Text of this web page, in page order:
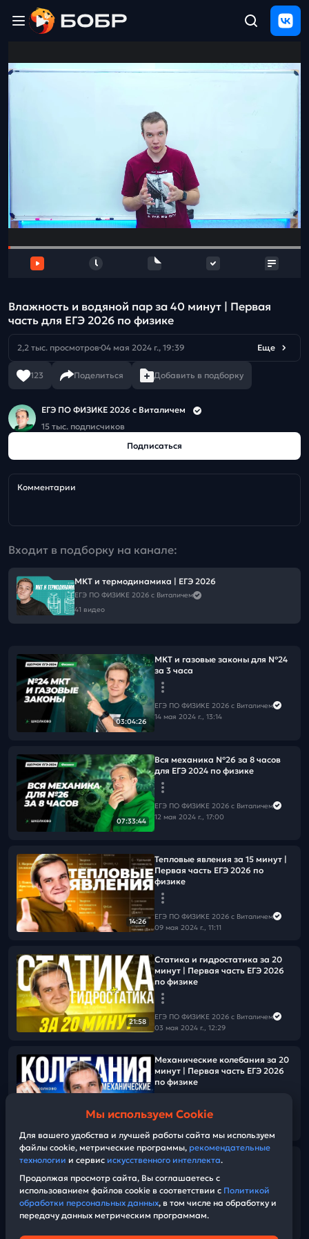
ЩЕЛЧОК
сочинений
и
отзыв
Влажность и водяной пар за 40 минут | Первая
часть для ЕГЭ 2026 по физике
2,2 тыс. просмотров 04 мая 2024 г., 19:39 Еще
123 Поделиться Добавить в подборку
ЕГЭ ПО ФИЗИКЕ 2026 с Виталичем
15 тыс. подписчиков
Подписаться
Комментарии
Входит в подборку на канале:
МКТ и термодинамика | ЕГЭ 2026
ЕГЭ ПО ФИЗИКЕ 2026 с Виталичем
41 видео
03:04:26
МКТ и газовые законы для №24
за 3 часа
ЕГЭ ПО ФИЗИКЕ 2026 с Виталичем
14 мая 2024 г., 13:14
07:33:44
Вся механика №26 за 8 часов
для ЕГЭ 2024 по физике
ЕГЭ ПО ФИЗИКЕ 2026 с Виталичем
12 мая 2024 г., 17:00
14:26
Тепловые явления за 15 минут |
Первая часть ЕГЭ 2026 по
физике
ЕГЭ ПО ФИЗИКЕ 2026 с Виталичем
09 мая 2024 г., 11:11
21:58
Статика и гидростатика за 20
минут | Первая часть ЕГЭ 2026
по физике
ЕГЭ ПО ФИЗИКЕ 2026 с Виталичем
03 мая 2024 г., 12:29
23:15
Механические колебания за 20
минут | Первая часть ЕГЭ 2026
по физике
ЕГЭ ПО ФИЗИКЕ 2026 с Виталичем
03:04:04
Решаем задания №22 прошлых
ЕГЭ ПО ФИЗИКЕ 2026 с Виталичем
29 апреля 2024 г., 14:00
Мы используем Cookie
Для вашего удобства и лучшей работы сайта мы используем
файлы cookie, метрические программы, рекомендательные
технологии и сервис искусственного интеллекта.
Продолжая просмотр сайта, Вы соглашаетесь с
использованием файлов cookie в соответствии с Политикой
обработки персональных данных, в том числе на обработку и
передачу данных метрическим программам.